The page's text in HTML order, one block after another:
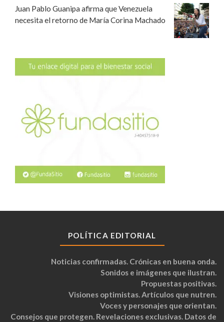
Juan Pablo Guanipa afirma que Venezuela
necesita el retorno de María Corina Machado
POLÍTICA EDITORIAL
Noticias confirmadas. Crónicas en buena onda.
Sonidos e imágenes que ilustran.
Propuestas positivas.
Visiones optimistas. Artículos que nutren.
Voces y personajes que orientan.
Consejos que protegen. Revelaciones exclusivas. Datos de